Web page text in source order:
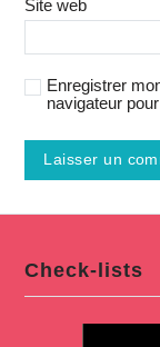
Site web
Enregistrer
navigateur
Check-lists